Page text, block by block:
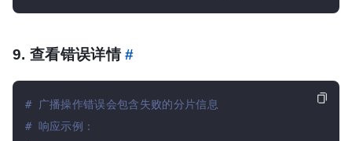
9. 查看错误详情#
# 广播操作错误会包含失败的分片信息
# 响应示例：